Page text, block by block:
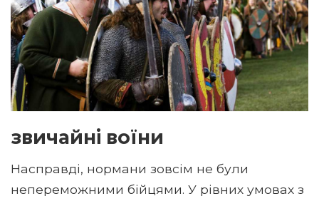
звичайні воїни
Насправді, нормани зовсім не були
непереможними бійцями. У рівних умовах з